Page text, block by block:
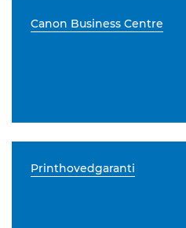
Canon Business Centre
Printhovedgaranti